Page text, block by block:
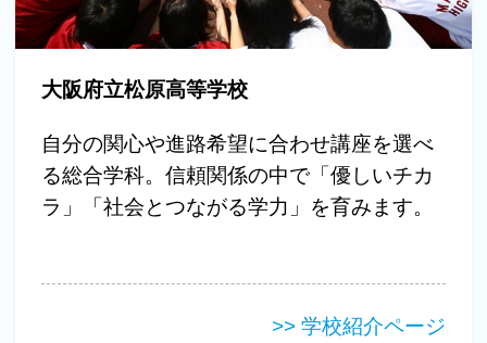
大阪府立松原高等学校
自分の関心や進路希望に合わせ講座を選べ
る総合学科。信頼関係の中で「優しいチカ
ラ」「社会とつながる学力」を育みます。
>> 学校紹介ページ